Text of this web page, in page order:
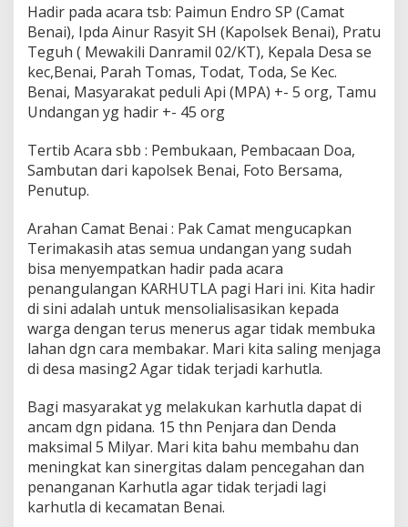
L
i
n
t
a
s
s
k
t
o
l
d
a
l
a
m
a
n
g
a
P
e
n
a
n
g
a
Hadir pada acara tsb: Paimun Endro SP (Camat
Benai), Ipda Ainur Rasyit SH (Kapolsek Benai), Pratu
Teguh ( Mewakili Danramil 02/KT), Kepala Desa se
kec,Benai, Parah Tomas, Todat, Toda, Se Kec.
Benai, Masyarakat peduli Api (MPA) +- 5 org, Tamu
Undangan yg hadir +- 45 org
Tertib Acara sbb : Pembukaan, Pembacaan Doa,
Sambutan dari kapolsek Benai, Foto Bersama,
Penutup.
Arahan Camat Benai : Pak Camat mengucapkan
Terimakasih atas semua undangan yang sudah
bisa menyempatkan hadir pada acara
penangulangan KARHUTLA pagi Hari ini. Kita hadir
di sini adalah untuk mensolialisasikan kepada
warga dengan terus menerus agar tidak membuka
lahan dgn cara membakar. Mari kita saling menjaga
di desa masing2 Agar tidak terjadi karhutla.
Bagi masyarakat yg melakukan karhutla dapat di
ancam dgn pidana. 15 thn Penjara dan Denda
maksimal 5 Milyar. Mari kita bahu membahu dan
meningkat kan sinergitas dalam pencegahan dan
penanganan Karhutla agar tidak terjadi lagi
karhutla di kecamatan Benai.